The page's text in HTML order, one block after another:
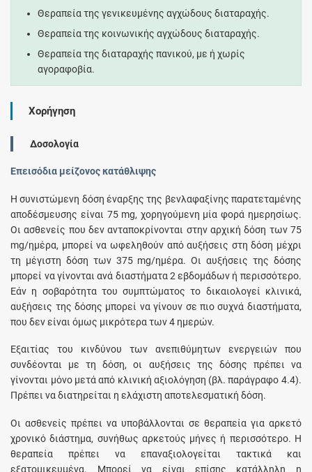
Θεραπεία της γενικευμένης αγχώδους διαταραχής.
Θεραπεία της κοινωνικής αγχώδους διαταραχής.
Θεραπεία της διαταραχής πανικού, με ή χωρίς
αγοραφοβία.
Χορήγηση
Δοσολογία
Επεισόδια μείζονος κατάθλιψης
Η συνιστώμενη δόση έναρξης της βενλαφαξίνης παρατεταμένης
αποδέσμευσης είναι 75 mg, χορηγούμενη μία φορά ημερησίως.
Οι ασθενείς που δεν ανταποκρίνονται στην αρχική δόση των 75
mg/ημέρα, μπορεί να ωφεληθούν από αυξήσεις στη δόση μέχρι
τη μέγιστη δόση των 375 mg/ημέρα. Οι αυξήσεις της δόσης
μπορεί να γίνονται ανά διαστήματα 2 εβδομάδων ή περισσότερο.
Εάν η σοβαρότητα του συμπτώματος το δικαιολογεί κλινικά,
αυξήσεις της δόσης μπορεί να γίνουν σε πιο συχνά διαστήματα,
που δεν είναι όμως μικρότερα των 4 ημερών.
Εξαιτίας του κινδύνου των ανεπιθύμητων ενεργειών που
συνδέονται με τη δόση, οι αυξήσεις της δόσης πρέπει να
γίνονται μόνο μετά από κλινική αξιολόγηση (βλ. παράγραφο 4.4).
Πρέπει να διατηρείται η ελάχιστη αποτελεσματική δόση.
Οι ασθενείς πρέπει να υποβάλλονται σε θεραπεία για αρκετό
χρονικό διάστημα, συνήθως αρκετούς μήνες ή περισσότερο. Η
θεραπεία πρέπει να επαναξιολογείται τακτικά και
εξατομικευμένα. Μπορεί να είναι επίσης κατάλληλη η